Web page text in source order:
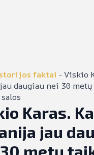
faktai - Viskio
daugiau nei 30
Karas.
jau
metų